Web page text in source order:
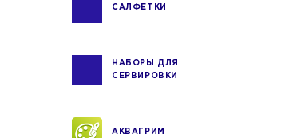
САЛФЕТКИ
НАБОРЫ ДЛЯ
СЕРВИРОВКИ
АКВАГРИМ